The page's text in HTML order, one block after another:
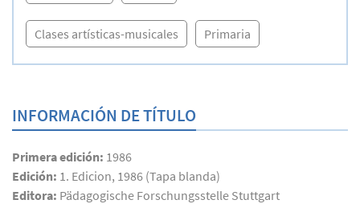
Clases artísticas-musicales Primaria
INFORMACIÓN DE TÍTULO
Primera edición: 1986
Edición: 1. Edicion, 1986 (Tapa blanda)
Editora: Pädagogische Forschungsstelle Stuttgart